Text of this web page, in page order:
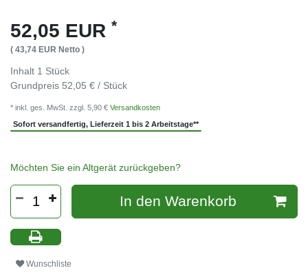
52,05 EUR *
( 43,74 EUR Netto )
Inhalt 1 Stück
Grundpreis 52,05 € / Stück
* inkl. ges. MwSt. zzgl. 5,90 € Versandkosten
Sofort versandfertig, Lieferzeit 1 bis 2 Arbeitstage**
Möchten Sie ein Altgerät zurückgeben?
In den Warenkorb
Wunschliste